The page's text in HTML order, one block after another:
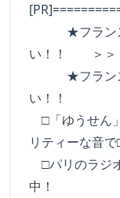
★フランス
い！！ ＞＞
★フランス
い！！ ＞＞
□「ゆうせん
リティーな音
□パリのラジ
中